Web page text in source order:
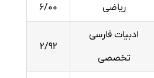
ریاضی ۶/۰۰
ادبیات فارسی
تخصصی
۲/۹۲